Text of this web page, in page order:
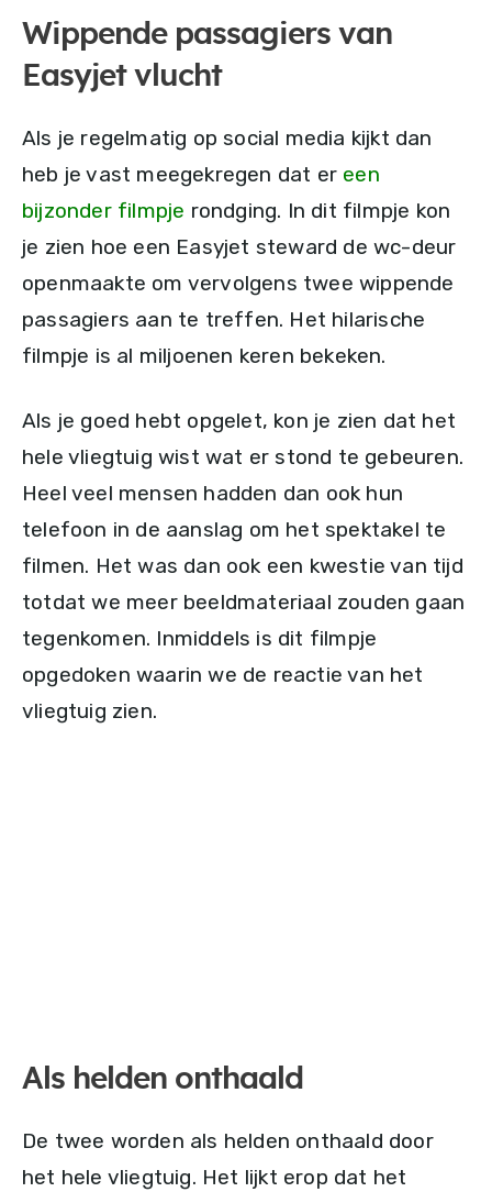
Wippende passagiers van
Easyjet vlucht
Als je regelmatig op social media kijkt dan
heb je vast meegekregen dat er een
bijzonder filmpje rondging. In dit filmpje kon
je zien hoe een Easyjet steward de wc-deur
openmaakte om vervolgens twee wippende
passagiers aan te treffen. Het hilarische
filmpje is al miljoenen keren bekeken.
Als je goed hebt opgelet, kon je zien dat het
hele vliegtuig wist wat er stond te gebeuren.
Heel veel mensen hadden dan ook hun
telefoon in de aanslag om het spektakel te
filmen. Het was dan ook een kwestie van tijd
totdat we meer beeldmateriaal zouden gaan
tegenkomen. Inmiddels is dit filmpje
opgedoken waarin we de reactie van het
vliegtuig zien.
Als helden onthaald
De twee worden als helden onthaald door
het hele vliegtuig. Het lijkt erop dat het